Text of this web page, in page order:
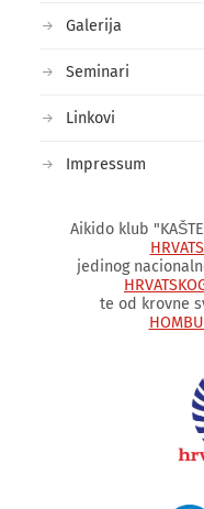
Galerija
Seminari
Linkovi
Impressum
Aikido klub
jedinog
te od krovne